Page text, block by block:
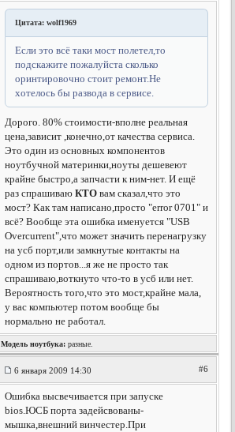
Цитата: wolf1969
Если это всё таки мост полетел,то
подскажите пожалуйста сколько
оринтировочно стоит ремонт.Не
хотелось бы развода в сервисе.
Дорого. 80% стоимости-вполне реальная
цена,зависит ,конечно,от качества сервиса.
Это один из основных компонентов
ноутбучной материнки,ноуты дешевеют
крайне быстро,а запчасти к ним-нет. И ещё
раз спрашиваюКТО вам сказал,что это
мост? Как там написано,просто "error 0701" и
всё? Вообще эта ошибка именуется "USB
Overcurrent",что может значить перенагрузку
на усб порт,или замкнутые контакты на
одном из портов...я же не просто так
спрашиваю,воткнуто что-то в усб или нет.
Вероятность того,что это мост,крайне мала,
у вас компьютер потом вообще бы
нормально не работал.
Модель ноутбука: разные.
6 января 2009 14:30 #6
Ошибка высвечивается при запуске
bios.ЮСБ порта задейсвованы-
мышка,внешний винчестер.При